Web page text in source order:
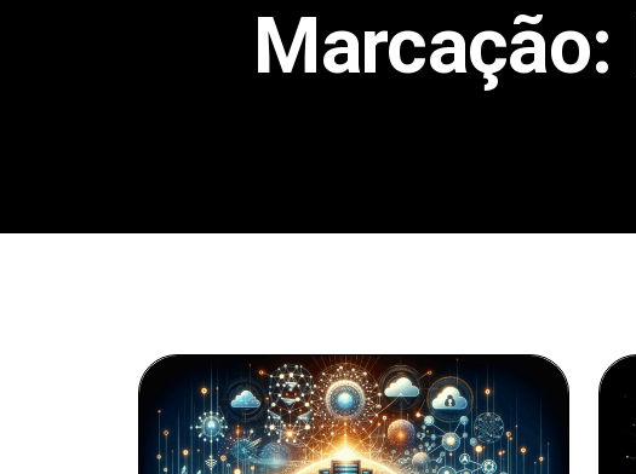
Marcação: